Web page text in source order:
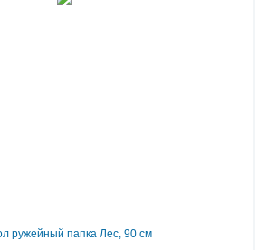
ружейный папка Лес, 90 см